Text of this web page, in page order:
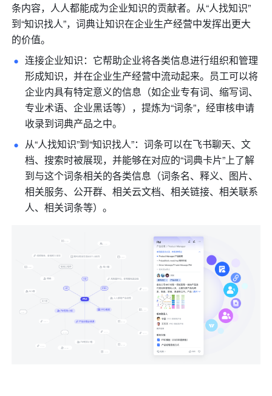
条内容，人人都能成为企业知识的贡献者。从“人找知识”
到“知识找人”，词典让知识在企业生产经营中发挥出更大
的价值。
连接企业知识：它帮助企业将各类信息进行组织和管理
形成知识，并在企业生产经营中流动起来。员工可以将
企业内具有特定意义的信息（如企业专有词、缩写词、
专业术语、企业黑话等），提炼为“词条”，经审核申请
收录到词典产品之中。
从“人找知识”到“知识找人”：词条可以在飞书聊天、文
档、搜索时被展现，并能够在对应的“词典卡片”上了解
到与这个词条相关的各类信息（词条名、释义、图片、
相关服务、公开群、相关云文档、相关链接、相关联系
人、相关词条等）。